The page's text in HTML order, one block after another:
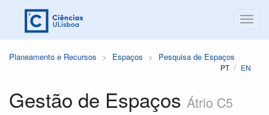
Planeamento e Recursos Espaços Pesquisa de Espaços
PT EN
Gestão de Espaços Átrio C5